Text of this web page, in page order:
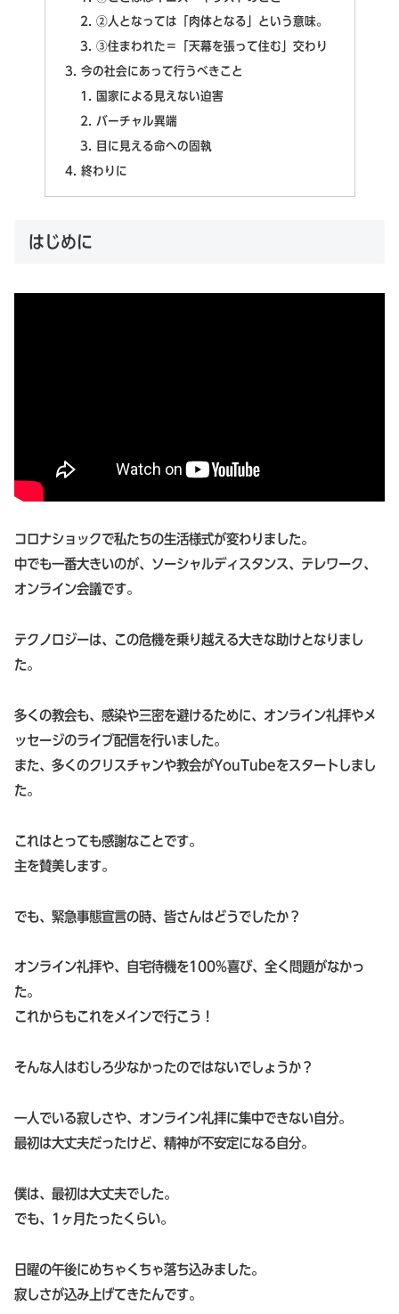
②人となっては「肉体となる」という意味。
③住まわれた＝「天幕を張って住む」交わり
今の社会にあって行うべきこと
国家による見えない迫害
バーチャル異端
目に見える命への固執
終わりに
はじめに
コロナショックで私たちの生活様式が変わりました。
中でも一番大きいのが、ソーシャルディスタンス、テレワーク、
オンライン会議です。
テクノロジーは、この危機を乗り越える大きな助けとなりまし
た。
多くの教会も、感染や三密を避けるために、オンライン礼拝やメ
ッセージのライブ配信を行いました。
また、多くのクリスチャンや教会がYouTubeをスタートしまし
た。
これはとっても感謝なことです。
主を賛美します。
でも、緊急事態宣言の時、皆さんはどうでしたか？
オンライン礼拝や、自宅待機を100%喜び、全く問題がなかっ
た。
これからもこれをメインで行こう！
そんな人はむしろ少なかったのではないでしょうか？
一人でいる寂しさや、オンライン礼拝に集中できない自分。
最初は大丈夫だったけど、精神が不安定になる自分。
僕は、最初は大丈夫でした。
でも、1ヶ月たったくらい。
日曜の午後にめちゃくちゃ落ち込みました。
寂しさが込み上げてきたんです。